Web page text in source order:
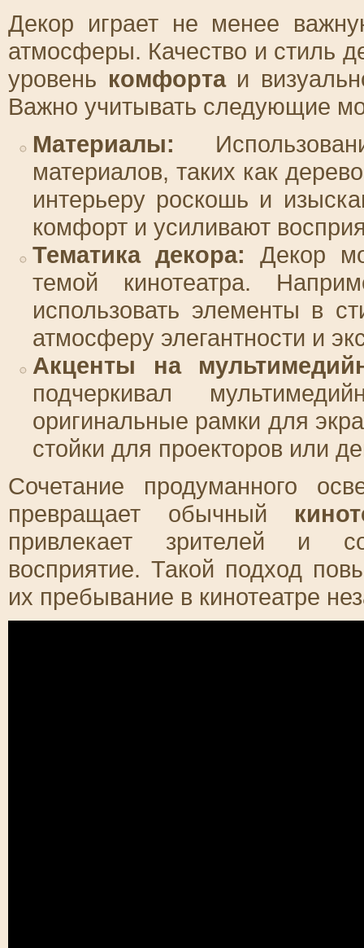
Декор играет не менее
атмосферы. Качество и стиль
уровень комфортаи
Важно учитывать следующие
Материалы:
материалов, таких как
интерьеру роскошь и
комфорт и усиливают
Тематика декора: Декор
темой кинотеатра.
использовать элементы в
атмосферу элегантности и
Акценты на
подчеркивал
оригинальные рамки для
стойки для проекторов или
Сочетание продуманного
превращает обычный
привлекает зрителей и
восприятие. Такой подход
их пребывание в кинотеатре